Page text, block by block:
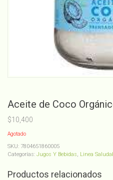
Aceite de Coco
$10,400
Agotado
SKU: 7804651860005
Categorías: Jugos Y Bebidas, Linea
Productos relacionados